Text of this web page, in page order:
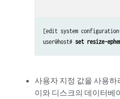
[edit system
user@host# set resize-
사용자 지정 값을 사용
이와 디스크의 데이터베